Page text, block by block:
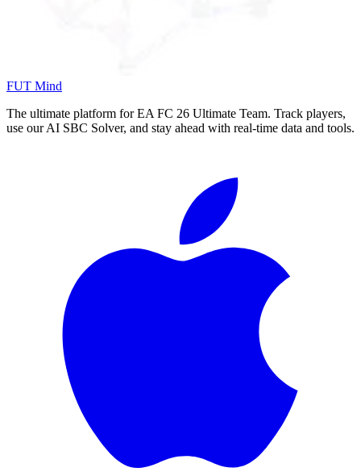
FUT Mind
The ultimate platform for EA FC 26 Ultimate Team. Track players,
use our AI SBC Solver, and stay ahead with real-time data and tools.